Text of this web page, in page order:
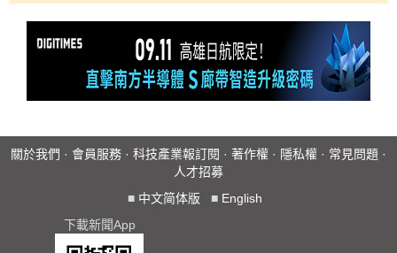
關於我們 · 會員服務 · 科技產業報訂閱 · 著作權 · 隱私權 · 常見問題 ·
人才招募
■ 中文简体版 ■ English
下載新聞App